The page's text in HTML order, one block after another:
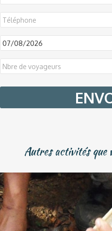
DD
slash
MM
Autres activités que